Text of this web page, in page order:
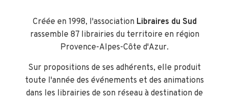
Créée en 1998, l'association Libraires du Sud
rassemble 87 librairies du territoire en région
Provence-Alpes-Côte d'Azur.
Sur propositions de ses adhérents, elle produit
toute l'année des événements et des animations
dans les librairies de son réseau à destination de